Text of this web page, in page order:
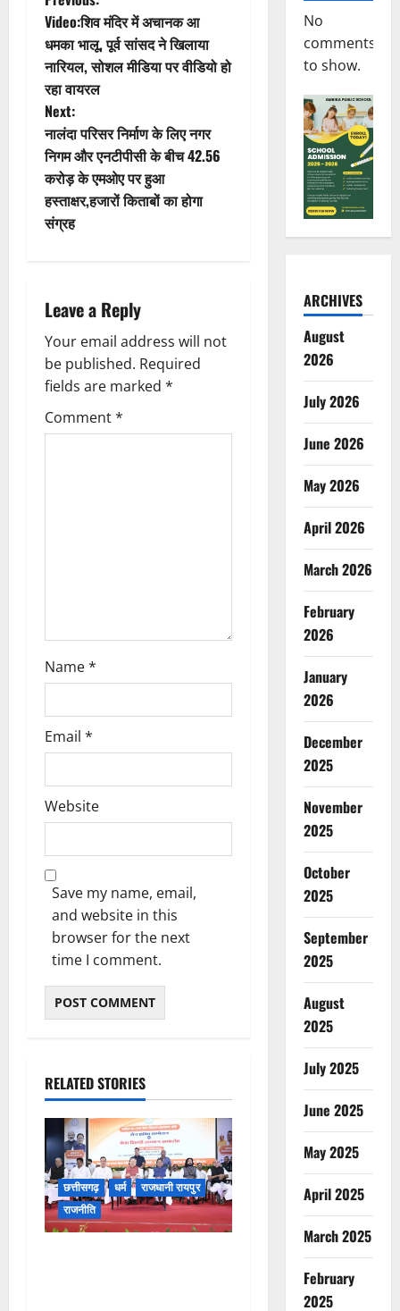
o
s
t
n
a
v
g
a
t
i
Video:शिव मंदिर में अचानक आ
धमका भालू, पूर्व सांसद ने खिलाया
नारियल, सोशल मीडिया पर वीडियो हो
रहा वायरल
Next:
नालंदा परिसर निर्माण के लिए नगर
निगम और एनटीपीसी के बीच 42.56
करोड़ के एमओए पर हुआ
हस्ताक्षर,हजारों किताबों का होगा
संग्रह
Leave a Reply
Your email address will not
be published. Required
fields are marked *
Comment*
Name*
Email *
Website
Save my name, email,
and website in this
browser for the next
time I comment.
RELATED STORIES
छत्तीसगढ़ धर्म
राजधानी रायपुर
राजनीति
No
comments
to show.
ARCHIVES
August
2026
July 2026
June 2026
May 2026
April 2026
March 2026
February
2026
January
2026
December
2025
November
2025
October
2025
September
2025
August
2025
July 2025
June 2025
May 2025
April 2025
March 2025
February
2025